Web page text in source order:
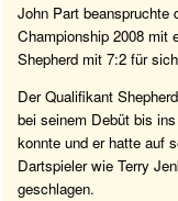
John Part beanspruchte
Championship 2008 mit
Shepherd mit 7:2 für
Der Qualifikant
bei seinem Debüt bis
konnte und er hatte auf
Dartspieler wie Terry
geschlagen.